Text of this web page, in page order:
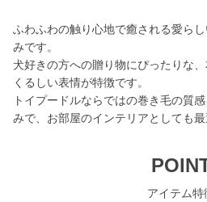
ふわふわの触り心地で癒される愛ら
みです。
犬好きの方への贈り物にぴったりな
くるしい表情が特徴です。
トイプードルならではの巻き毛の質
みで、お部屋のインテリアとしても最
アイテム特